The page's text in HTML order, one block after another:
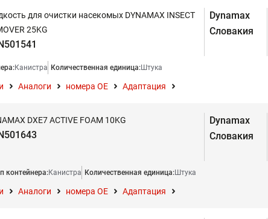
для очистки насекомых DYNAMAX INSECT
25KG
Dynamax
Словакия
Канистра Количественная единица:Штука
Аналоги номера ОЕ Адаптация
DXE7 ACTIVE FOAM 10KG
Dynamax
Словакия
контейнера:Канистра Количественная единица:Штука
Аналоги номера ОЕ Адаптация